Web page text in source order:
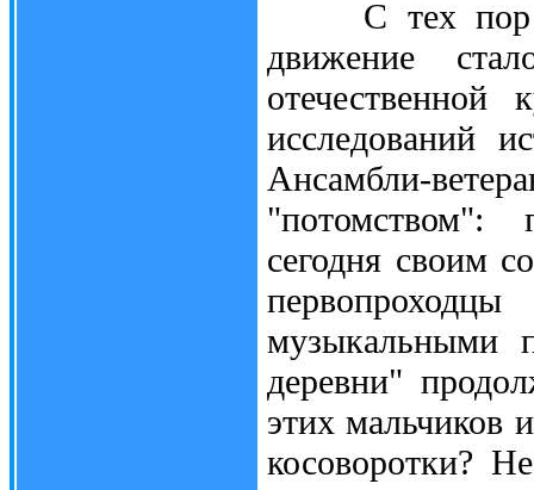
С тех пор
движение
исследований
Ансамбли-
"потомством":
сегодня своим
музыкальными
деревни"
этих мальчиков
косоворотки?